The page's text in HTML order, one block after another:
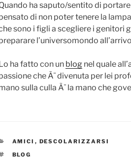
ha saputo/sentito di
di non poter tenere la
sono i figli a scegliere i genitori
l’universomondo
Lo ha fatto con un blog nel quale
che Ã¨ divenuta per lei
sulla culla Ã¨ la mano che
CATEGORIE
AMICI , DESCOLARIZZARSI
TAG
BLOG